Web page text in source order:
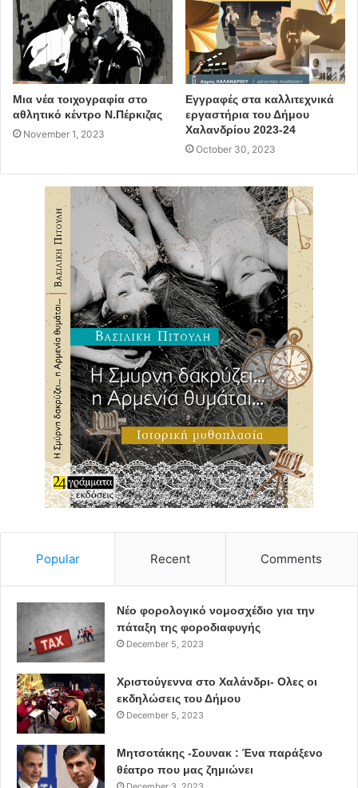
Μια νέα τοιχογραφία στο
αθλητικό κέντρο Ν.Πέρκιζας
November 1, 2023
Εγγραφές στα καλλιτεχνικά
εργαστήρια του Δήμου
Χαλανδρίου 2023-24
October 30, 2023
Popular Recent Comments
Νέο φορολογικό νομοσχέδιο για την
πάταξη της φοροδιαφυγής
December 5, 2023
Χριστούγεννα στο Χαλάνδρι- Ολες οι
εκδηλώσεις του Δήμου
December 5, 2023
Μητσοτάκης -Σουνακ : Ένα παράξενο
θέατρο που μας ζημιώνει